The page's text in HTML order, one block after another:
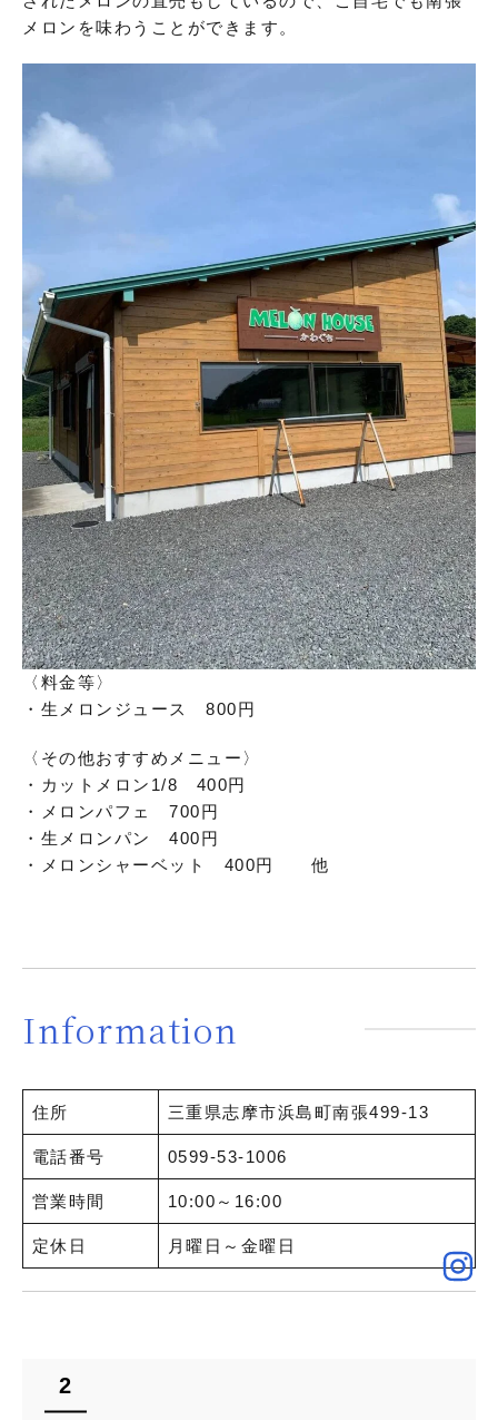
メロンを味わうことができます。
〈料金等〉
・生メロンジュース 800円
〈その他おすすめメニュー〉
・カットメロン1/8 400円
・メロンパフェ 700円
・生メロンパン 400円
・メロンシャーベット 400円 他
Information
住所 三重県志摩市浜島町南張499-13
電話番号 0599-53-1006
営業時間 10:00～16:00
定休日 月曜日～金曜日